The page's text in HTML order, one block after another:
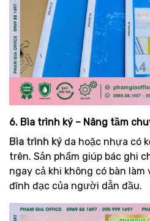
6. Bìa trình ký – Nâng tầm
Bìa trình ký da hoặc nhựa có
trên. Sản phẩm giúp bác ghi
ngay cả khi không có bàn
đĩnh đạc của người dẫn đầu.